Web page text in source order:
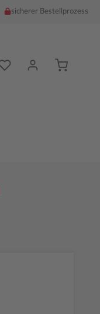
sicherer Bestellprozess
Du hast %counter%